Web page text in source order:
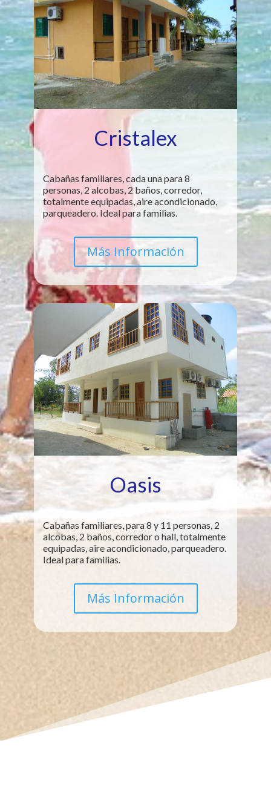
Cristalex
Cabañas familiares, cada una para 8
personas, 2 alcobas, 2 baños, corredor,
totalmente equipadas, aire acondicionado,
parqueadero. Ideal para familias.
Más Información
Oasis
Cabañas familiares, para 8 y 11 personas, 2
alcobas, 2 baños, corredor o hall, totalmente
equipadas, aire acondicionado, parqueadero.
Ideal para familias.
Más Información